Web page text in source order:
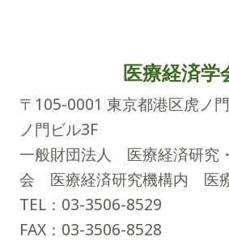
医療経済学
〒105-0001 東京都港区虎ノ
ノ門ビル3F
一般財団法人 医療経済研究
会 医療経済研究機構内 医
TEL：03-3506-8529
FAX：03-3506-8528